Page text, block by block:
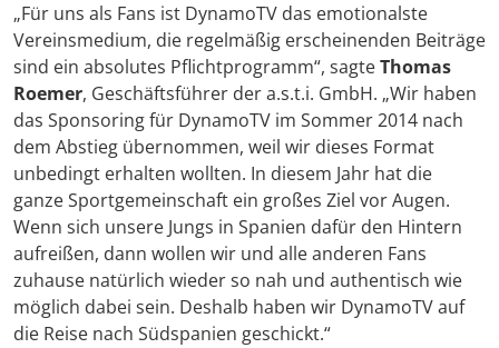
„Für uns als Fans ist DynamoTV das emotionalste
Vereinsmedium, die regelmäßig erscheinenden Beiträge
sind ein absolutes Pflichtprogramm“, sagteThomas
Roemer, Geschäftsführer der a.s.t.i. GmbH. „Wir haben
das Sponsoring für DynamoTV im Sommer 2014 nach
dem Abstieg übernommen, weil wir dieses Format
unbedingt erhalten wollten. In diesem Jahr hat die
ganze Sportgemeinschaft ein großes Ziel vor Augen.
Wenn sich unsere Jungs in Spanien dafür den Hintern
aufreißen, dann wollen wir und alle anderen Fans
zuhause natürlich wieder so nah und authentisch wie
möglich dabei sein. Deshalb haben wir DynamoTV auf
die Reise nach Südspanien geschickt.“